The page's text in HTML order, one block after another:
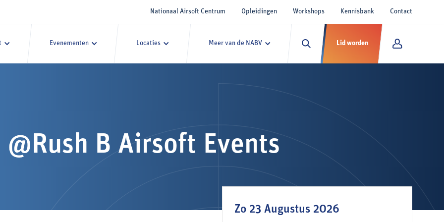
Nationaal Airsoft Centrum Opleidingen Workshops Kennisbank Contact
Evenementen Locaties Meer van de NABV Lid worden
@Rush B Airsoft Events
Zo 23 Augustus 2026